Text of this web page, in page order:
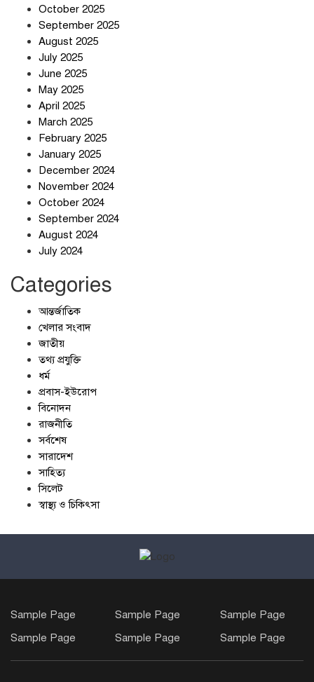
October 2025
September 2025
August 2025
July 2025
June 2025
May 2025
April 2025
March 2025
February 2025
January 2025
December 2024
November 2024
October 2024
September 2024
August 2024
July 2024
Categories
আন্তর্জাতিক
খেলার সংবাদ
জাতীয়
তথ্য প্রযুক্তি
ধর্ম
প্রবাস-ইউরোপ
বিনোদন
রাজনীতি
সর্বশেষ
সারাদেশ
সাহিত্য
সিলেট
স্বাস্থ্য ও চিকিৎসা
Sample Page Sample Page
Sample Page
Sample Page
Sample Page Sample Page